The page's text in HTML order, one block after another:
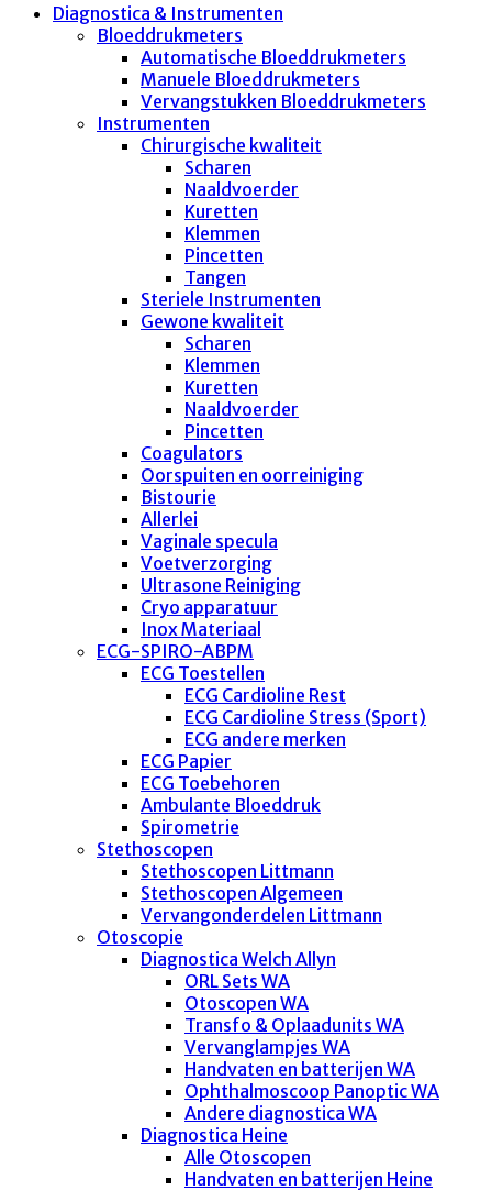
Diagnostica & Instrumenten
Bloeddrukmeters
Automatische Bloeddrukmeters
Manuele Bloeddrukmeters
Vervangstukken Bloeddrukmeters
Instrumenten
Chirurgische kwaliteit
Scharen
Naaldvoerder
Kuretten
Klemmen
Pincetten
Tangen
Steriele Instrumenten
Gewone kwaliteit
Scharen
Klemmen
Kuretten
Naaldvoerder
Pincetten
Coagulators
Oorspuiten en oorreiniging
Bistourie
Allerlei
Vaginale specula
Voetverzorging
Ultrasone Reiniging
Cryo apparatuur
Inox Materiaal
ECG-SPIRO-ABPM
ECG Toestellen
ECG Cardioline Rest
ECG Cardioline Stress (Sport)
ECG andere merken
ECG Papier
ECG Toebehoren
Ambulante Bloeddruk
Spirometrie
Stethoscopen
Stethoscopen Littmann
Stethoscopen Algemeen
Vervangonderdelen Littmann
Otoscopie
Diagnostica Welch Allyn
ORL Sets WA
Otoscopen WA
Transfo & Oplaadunits WA
Vervanglampjes WA
Handvaten en batterijen WA
Ophthalmoscoop Panoptic WA
Andere diagnostica WA
Diagnostica Heine
Alle Otoscopen
Handvaten en batterijen Heine